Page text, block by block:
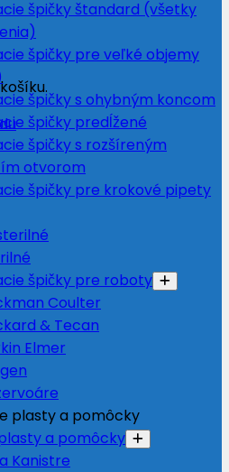
špičky štandard (všetky
špičky pre veľké objemy
špičky s ohybným koncom
špičky predĺžené
špičky s rozšíreným
otvorom
špičky pre krokové pipety
špičky pre roboty
Coulter
& Tecan
Elmer
a pomôcky
Kanistre